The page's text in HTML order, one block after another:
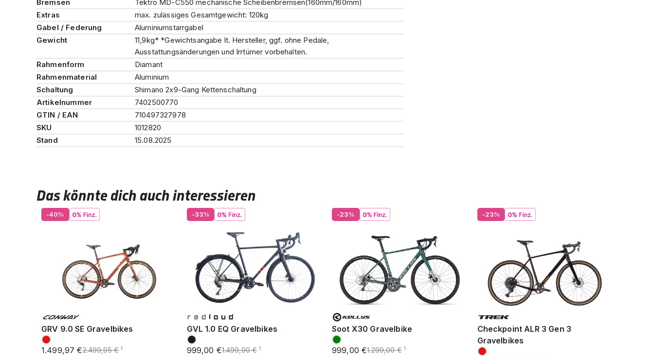
Bremsen
Tektro MD-C550 mechanische Scheibenbremsen(160mm/160mm)
Extras
max. zulässiges Gesamtgewicht: 120kg
Gabel / Federung
Aluminiumstarrgabel
Gewicht
11,9kg* *Gewichtsangabe lt. Hersteller, ggf. ohne Pedale,
Ausstattungsänderungen und Irrtümer vorbehalten.
Rahmenform
Diamant
Rahmenmaterial
Aluminium
Schaltung
Shimano 2x9-Gang Kettenschaltung
Artikelnummer
7402500770
GTIN / EAN
710497327978
SKU
1012820
Stand
15.08.2025
Das könnte dich auch interessieren
-40%
GRV 9.0 SE Gravelbikes
1.499,97 €2.499,95 € 1
-33%
GVL 1.0 EQ Gravelbikes
999,00 €1.499,00 € 1
-23%
Soot X30 Gravelbike
999,00 €1.299,00 € 1
-23%
Checkpoint ALR 3 Gen 3
Gravelbikes